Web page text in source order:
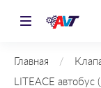
Главная /
LITEACE автобус